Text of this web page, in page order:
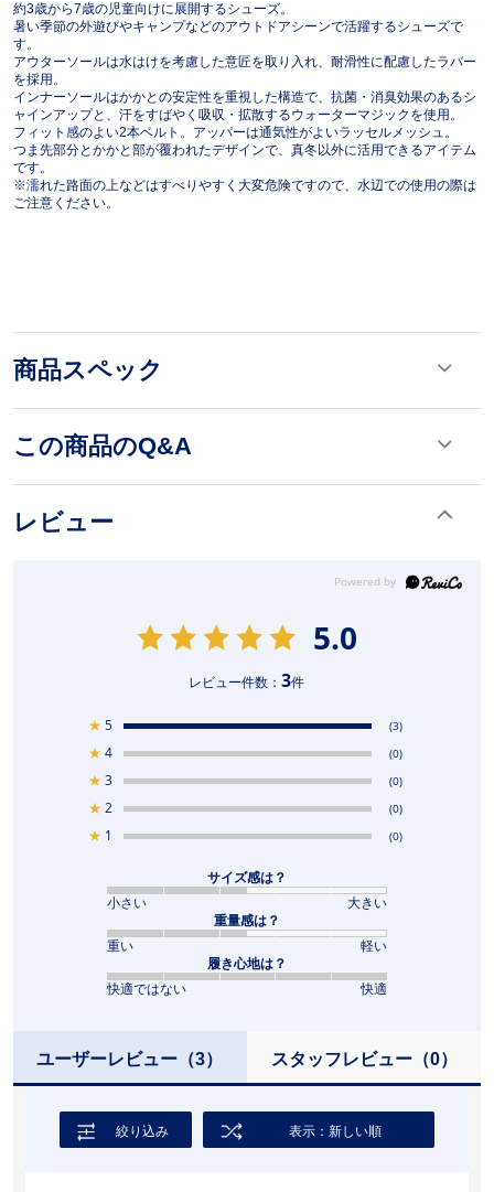
約3歳から7歳の児童向けに展開するシューズ。
暑い季節の外遊びやキャンプなどのアウトドアシーンで活躍するシューズで
す。
アウターソールは水はけを考慮した意匠を取り入れ、耐滑性に配慮したラバー
を採用。
インナーソールはかかとの安定性を重視した構造で、抗菌・消臭効果のあるシ
ャインアップと、汗をすばやく吸収・拡散するウォーターマジックを使用。
フィット感のよい2本ベルト。アッパーは通気性がよいラッセルメッシュ。
つま先部分とかかと部が覆われたデザインで、真冬以外に活用できるアイテム
です。
※濡れた路面の上などはすべりやすく大変危険ですので、水辺での使用の際は
ご注意ください。
商品スペック
この商品のQ&A
レビュー
5.0
レビュー件数：3件
★ 5 (3)
★ 4 (0)
★ 3 (0)
★ 2 (0)
★ 1 (0)
サイズ感は？
小さい
大きい
重量感は？
重い
軽い
履き心地は？
快適ではない
快適
ユーザーレビュー （3） スタッフレビュー（0）
絞り込み 表示：新しい順